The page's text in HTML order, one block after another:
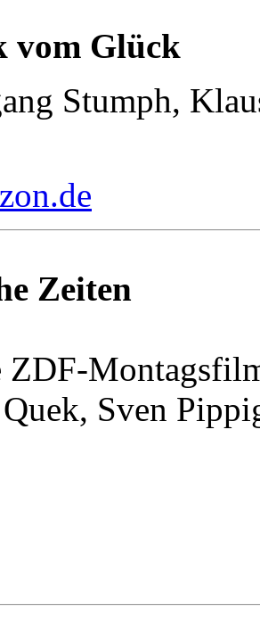
vom Glück
Stumph,
Zeiten
ZDF-
Sven